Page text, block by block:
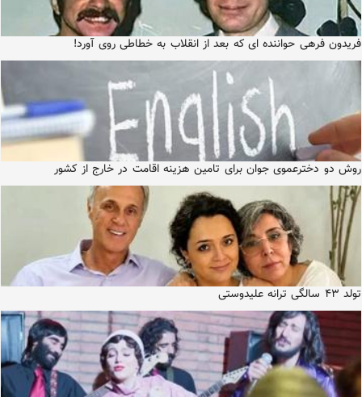
فریدون فرهی حواننده ای که بعد از انقلاب به خطاطی روی آورد!
روش دو دخترعموی جوان برای تامین هزینه اقامت در خارج از کشور
تولد ۴۳ سالگی ترانه علیدوستی